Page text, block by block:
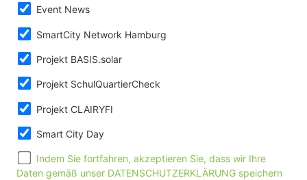
Event News
SmartCity Network Hamburg
Projekt BASIS.solar
Projekt SchulQuartierCheck
Projekt CLAIRYFI
Smart City Day
Indem Sie fortfahren, akzeptieren Sie, dass wir Ihre
Daten gemäß unser DATENSCHUTZERKLÄRUNG speichern